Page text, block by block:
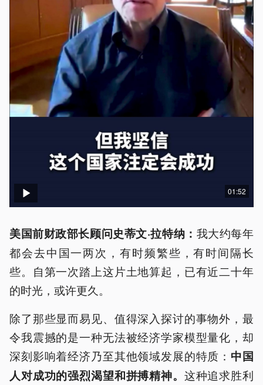
01:52
美国前财政部长顾问史蒂文·拉特纳： 我大约每年
都会去中国一两次，有时频繁些，有时间隔长
些。自第一次踏上这片土地算起，已有近二十年
的时光，或许更久。
除了那些显而易见、值得深入探讨的事物外，最
令我震撼的是一种无法被经济学家模型量化，却
深刻影响着经济乃至其他领域发展的特质： 中国
人对成功的强烈渴望和拼搏精神。 这种追求胜利